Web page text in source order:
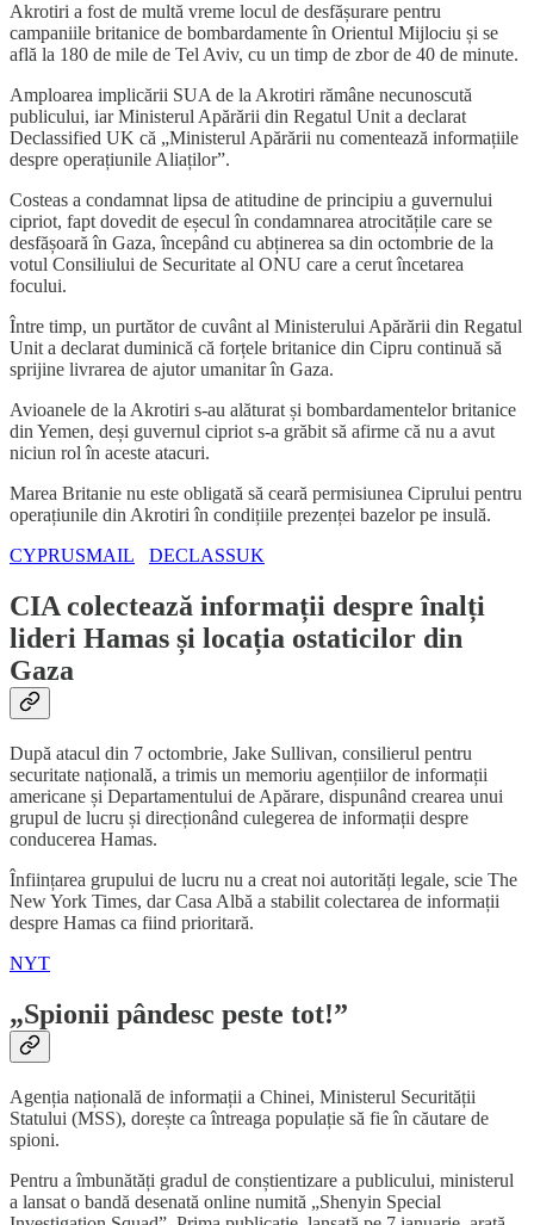
Akrotiri a fost de multă vreme locul de desfășurare pentru
campaniile britanice de bombardamente în Orientul Mijlociu și se
află la 180 de mile de Tel Aviv, cu un timp de zbor de 40 de minute.
Amploarea implicării SUA de la Akrotiri rămâne necunoscută
publicului, iar Ministerul Apărării din Regatul Unit a declarat
Declassified UK că „Ministerul Apărării nu comentează informațiile
despre operațiunile Aliaților”.
Costeas a condamnat lipsa de atitudine de principiu a guvernului
cipriot, fapt dovedit de eșecul în condamnarea atrocitățile care se
desfășoară în Gaza, începând cu abținerea sa din octombrie de la
votul Consiliului de Securitate al ONU care a cerut încetarea
focului.
Între timp, un purtător de cuvânt al Ministerului Apărării din Regatul
Unit a declarat duminică că forțele britanice din Cipru continuă să
sprijine livrarea de ajutor umanitar în Gaza.
Avioanele de la Akrotiri s-au alăturat și bombardamentelor britanice
din Yemen, deși guvernul cipriot s-a grăbit să afirme că nu a avut
niciun rol în aceste atacuri.
Marea Britanie nu este obligată să ceară permisiunea Ciprului pentru
operațiunile din Akrotiri în condițiile prezenței bazelor pe insulă.
CYPRUSMAIL
DECLASSUK
CIA colectează informații despre înalți
lideri Hamas și locația ostaticilor din
Gaza
După atacul din 7 octombrie, Jake Sullivan, consilierul pentru
securitate națională, a trimis un memoriu agențiilor de informații
americane și Departamentului de Apărare, dispunând crearea unui
grupul de lucru și direcționând culegerea de informații despre
conducerea Hamas.
Înființarea grupului de lucru nu a creat noi autorități legale, scie The
New York Times, dar Casa Albă a stabilit colectarea de informații
despre Hamas ca fiind prioritară.
NYT
„Spionii pândesc peste tot!”
Agenția națională de informații a Chinei, Ministerul Securității
Statului (MSS), dorește ca întreaga populație să fie în căutare de
spioni.
Pentru a îmbunătăți gradul de conștientizare a publicului, ministerul
a lansat o bandă desenată online numită „Shenyin Special